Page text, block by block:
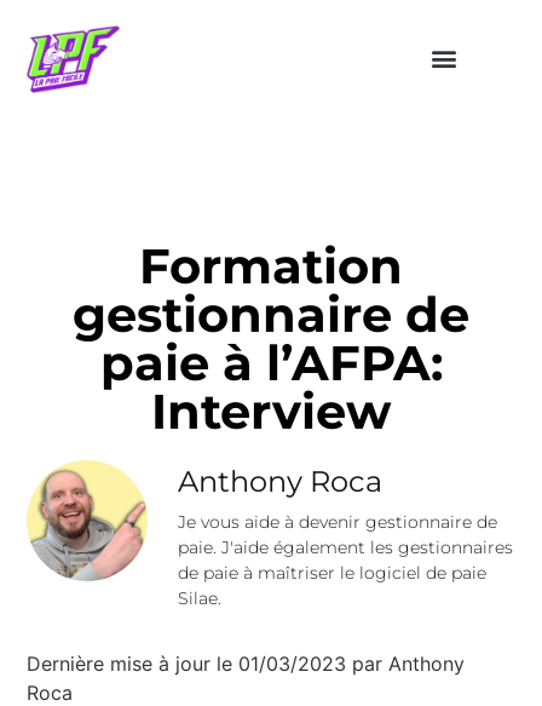
Formation
gestionnaire de
paie à l’AFPA:
Interview
Anthony Roca
Je vous aide à devenir gestionnaire de
paie. J'aide également les gestionnaires
de paie à maîtriser le logiciel de paie
Silae.
Dernière mise à jour le 01/03/2023 par Anthony
Roca